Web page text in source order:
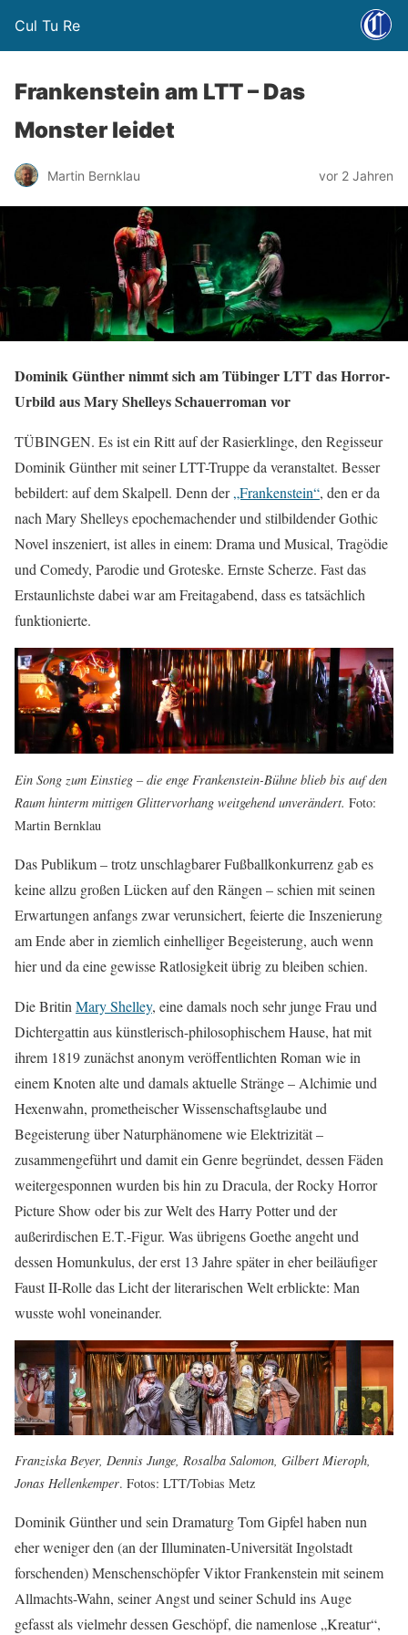
Cul Tu Re
Frankenstein am LTT – Das
Monster leidet
Martin Bernklau vor 2 Jahren
Dominik Günther nimmt sich am Tübinger LTT das Horror-
Urbild aus Mary Shelleys Schauerroman vor
TÜBINGEN. Es ist ein Ritt auf der Rasierklinge, den Regisseur
Dominik Günther mit seiner LTT-Truppe da veranstaltet. Besser
bebildert: auf dem Skalpell. Denn der„Frankenstein“, den er da
nach Mary Shelleys epochemachender und stilbildender Gothic
Novel inszeniert, ist alles in einem: Drama und Musical, Tragödie
und Comedy, Parodie und Groteske. Ernste Scherze. Fast das
Erstaunlichste dabei war am Freitagabend, dass es tatsächlich
funktionierte.
Ein Song zum Einstieg – die enge Frankenstein-Bühne blieb bis auf den
Raum hinterm mittigen Glittervorhang weitgehend unverändert. Foto:
Martin Bernklau
Das Publikum – trotz unschlagbarer Fußballkonkurrenz gab es
keine allzu großen Lücken auf den Rängen – schien mit seinen
Erwartungen anfangs zwar verunsichert, feierte die Inszenierung
am Ende aber in ziemlich einhelliger Begeisterung, auch wenn
hier und da eine gewisse Ratlosigkeit übrig zu bleiben schien.
Die Britin Mary Shelley, eine damals noch sehr junge Frau und
Dichtergattin aus künstlerisch-philosophischem Hause, hat mit
ihrem 1819 zunächst anonym veröffentlichten Roman wie in
einem Knoten alte und damals aktuelle Stränge – Alchimie und
Hexenwahn, prometheischer Wissenschaftsglaube und
Begeisterung über Naturphänomene wie Elektrizität –
zusammengeführt und damit ein Genre begründet, dessen Fäden
weitergesponnen wurden bis hin zu Dracula, der Rocky Horror
Picture Show oder bis zur Welt des Harry Potter und der
außerirdischen E.T.-Figur. Was übrigens Goethe angeht und
dessen Homunkulus, der erst 13 Jahre später in eher beiläufiger
Faust II-Rolle das Licht der literarischen Welt erblickte: Man
wusste wohl voneinander.
Franziska Beyer, Dennis Junge, Rosalba Salomon, Gilbert Mieroph,
Jonas Hellenkemper. Fotos: LTT/Tobias Metz
Dominik Günther und sein Dramaturg Tom Gipfel haben nun
eher weniger den (an der Illuminaten-Universität Ingolstadt
forschenden) Menschenschöpfer Viktor Frankenstein mit seinem
Allmachts-Wahn, seiner Angst und seiner Schuld ins Auge
gefasst als vielmehr dessen Geschöpf, die namenlose „Kreatur“,